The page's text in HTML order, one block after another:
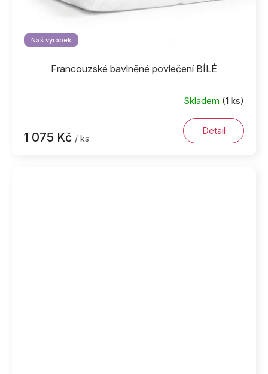
Náš výrobek
Francouzské bavlněné povlečení BÍLÉ
Skladem (1 ks)
1 075 Kč / ks
Detail